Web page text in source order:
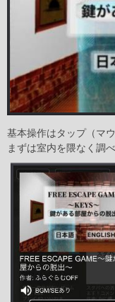
基本操作はタップ（マ
まずは室内を隈なく調